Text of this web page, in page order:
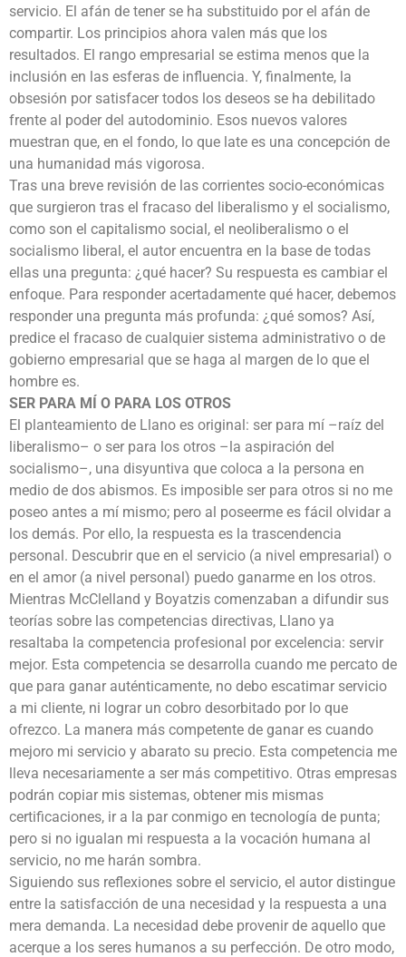
servicio. El afán de tener se ha substituido por el afán de
compartir. Los principios ahora valen más que los
resultados. El rango empresarial se estima menos que la
inclusión en las esferas de influencia. Y, finalmente, la
obsesión por satisfacer todos los deseos se ha debilitado
frente al poder del autodominio. Esos nuevos valores
muestran que, en el fondo, lo que late es una concepción de
una humanidad más vigorosa.
Tras una breve revisión de las corrientes socio-económicas
que surgieron tras el fracaso del liberalismo y el socialismo,
como son el capitalismo social, el neoliberalismo o el
socialismo liberal, el autor encuentra en la base de todas
ellas una pregunta: ¿qué hacer? Su respuesta es cambiar el
enfoque. Para responder acertadamente qué hacer, debemos
responder una pregunta más profunda: ¿qué somos? Así,
predice el fracaso de cualquier sistema administrativo o de
gobierno empresarial que se haga al margen de lo que el
hombre es.
SER PARA MÍ O PARA LOS OTROS
El planteamiento de Llano es original: ser para mí –raíz del
liberalismo– o ser para los otros –la aspiración del
socialismo–, una disyuntiva que coloca a la persona en
medio de dos abismos. Es imposible ser para otros si no me
poseo antes a mí mismo; pero al poseerme es fácil olvidar a
los demás. Por ello, la respuesta es la trascendencia
personal. Descubrir que en el servicio (a nivel empresarial) o
en el amor (a nivel personal) puedo ganarme en los otros.
Mientras McClelland y Boyatzis comenzaban a difundir sus
teorías sobre las competencias directivas, Llano ya
resaltaba la competencia profesional por excelencia: servir
mejor. Esta competencia se desarrolla cuando me percato de
que para ganar auténticamente, no debo escatimar servicio
a mi cliente, ni lograr un cobro desorbitado por lo que
ofrezco. La manera más competente de ganar es cuando
mejoro mi servicio y abarato su precio. Esta competencia me
lleva necesariamente a ser más competitivo. Otras empresas
podrán copiar mis sistemas, obtener mis mismas
certificaciones, ir a la par conmigo en tecnología de punta;
pero si no igualan mi respuesta a la vocación humana al
servicio, no me harán sombra.
Siguiendo sus reflexiones sobre el servicio, el autor distingue
entre la satisfacción de una necesidad y la respuesta a una
mera demanda. La necesidad debe provenir de aquello que
acerque a los seres humanos a su perfección. De otro modo,